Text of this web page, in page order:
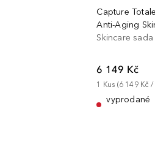
Capture
Skincare sada
6 149 Kč
1 Kus (6 149 Kč /
vyprodané